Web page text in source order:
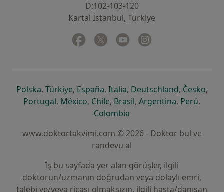
D:102-103-120
Kartal İstanbul, Türkiye
Facebook
yeni bir sekmede açılır
Twitter
yeni bir sekmede açılır
Youtube
yeni bir sekmede açılır
Polskayeni bir sekmede açılır
, Türkiyeyeni bir sekmede açılır
, Españayeni bir sekmede açılır
, Italiayeni bir sekmede açılır
, Deutschlandyeni bir
, Českoyeni
,
Portugalyeni bir sekmede açılır
, Méxicoyeni bir sekmede açılır
, Chileyeni bir sekmede açılır
, Brasilyeni bir sekmede açılır
, Argentinayeni bir
, Perúyeni
,
Colombia
www.doktortakvimi.com © 2026 - Doktor bul ve
randevu al
İş bu sayfada yer alan görüşler, ilgili
doktorun/uzmanın doğrudan veya dolaylı emri,
talebi ve/veya ricası olmaksızın, ilgili hasta/danışan